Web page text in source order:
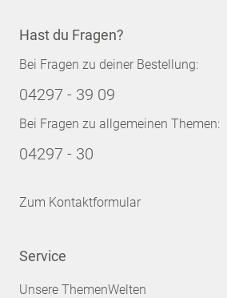
Hast du Fragen?
Bei Fragen zu deiner Bestellung:
04297 - 39 09
Bei Fragen zu allgemeinen Themen:
04297 - 30
Zum Kontaktformular
Service
Unsere ThemenWelten